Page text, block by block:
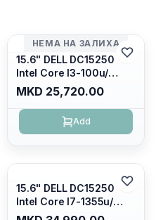
НЕМА НА ЗАЛИХА
15.6" DELL DC15250
Intel Core I3-100u/
16GB DDR4/ 512GB SSD
M.2/ Iris Xe Graphics/
120Hz Anti-glare LED
Display/ Backlit Kb/
MKD 25,720.00
Add
15.6" DELL DC15250
Intel Core I7-1355u/
16GB DDR4 / 512GB SSD